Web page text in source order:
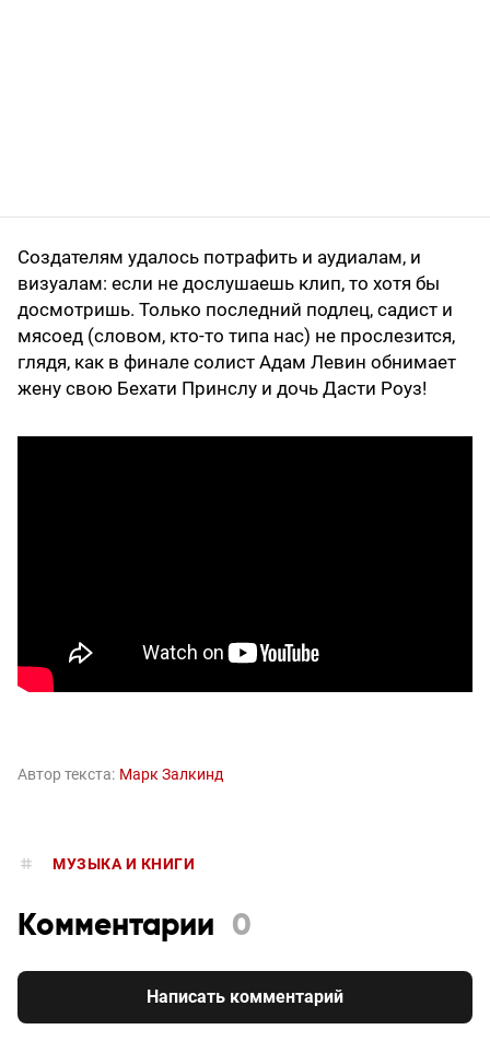
Создателям удалось потрафить и аудиалам, и
визуалам: если не дослушаешь клип, то хотя бы
досмотришь. Только последний подлец, садист и
мясоед (словом, кто-то типа нас) не прослезится,
глядя, как в финале солист Адам Левин обнимает
жену свою Бехати Принслу и дочь Дасти Роуз!
Автор текста: Марк Залкинд
МУЗЫКА И КНИГИ
Комментарии 0
Написать комментарий